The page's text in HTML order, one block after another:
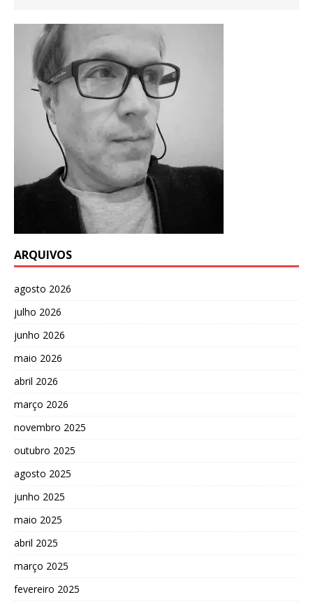
ARQUIVOS
agosto 2026
julho 2026
junho 2026
maio 2026
abril 2026
março 2026
novembro 2025
outubro 2025
agosto 2025
junho 2025
maio 2025
abril 2025
março 2025
fevereiro 2025